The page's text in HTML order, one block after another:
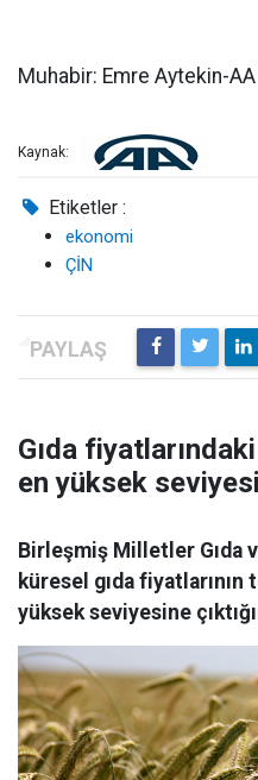
Muhabir: Emre Aytekin-AA
Kaynak:
Etiketler :
ekonomi
ÇİN
Gıda
en yüksek
Birleşmiş Milletler Gıda
küresel gıda fiyatlarının
yüksek seviyesine